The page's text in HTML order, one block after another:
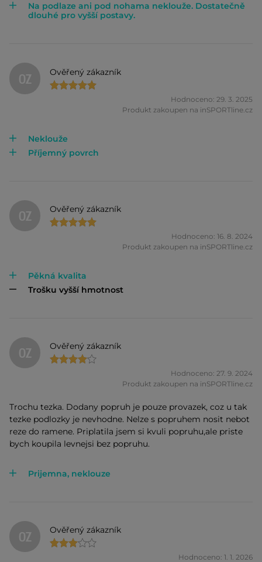
Na podlaze ani pod nohama neklouže. Dostatečně
dlouhé pro vyšší postavy.
OZ Ověřený zákazník
Hodnoceno: 29. 3. 2025
Produkt zakoupen na inSPORTline.cz
Neklouže
Příjemný povrch
OZ Ověřený zákazník
Hodnoceno: 16. 8. 2024
Produkt zakoupen na inSPORTline.cz
Pěkná kvalita
Trošku vyšší hmotnost
OZ Ověřený zákazník
Hodnoceno: 27. 9. 2024
Produkt zakoupen na inSPORTline.cz
Trochu tezka. Dodany popruh je pouze provazek, coz u tak
tezke podlozky je nevhodne. Nelze s popruhem nosit nebot
reze do ramene. Priplatila jsem si kvuli popruhu,ale priste
bych koupila levnejsi bez popruhu.
Prijemna, neklouze
OZ Ověřený zákazník
Hodnoceno: 1. 1. 2026